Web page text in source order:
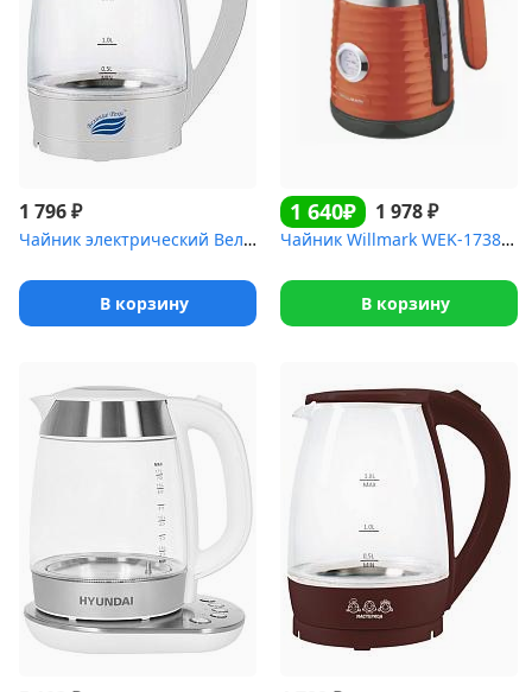
1 796₽
Чайник электрический Великие Реки Дон-1 белый
В корзину
1 640₽ 1 978₽
Чайник Willmark WEK-1738PST(1.7л, двойные стенки, эффект термоса,...
В корзину